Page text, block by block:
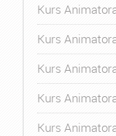
Kurs
Kurs
Kurs
Kurs
Kurs